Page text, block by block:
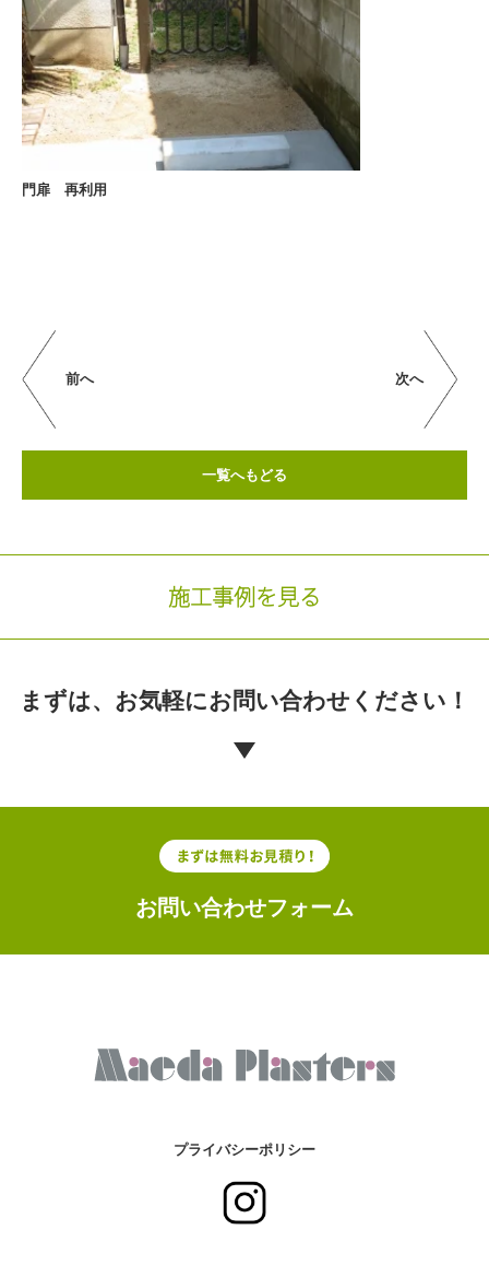
門扉 再利用
前へ 次へ
一覧へもどる
施工事例を見る
まずは、お気軽にお問い合わせください！
お問い合わせフォーム
プライバシーポリシー